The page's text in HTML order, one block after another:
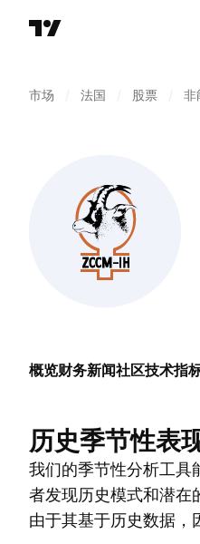
市场 法国 股票 非
概览财务新闻社区技术指
历史季节性表
我们的季节性分析工具
者发现历史模式和潜在
由于其基于历史数据，